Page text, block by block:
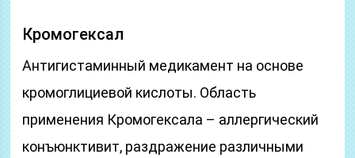
Кромогексал
Антигистаминный медикамент на основе
кромоглициевой кислоты. Область
применения Кромогексала – аллергический
конъюнктивит, раздражение различными